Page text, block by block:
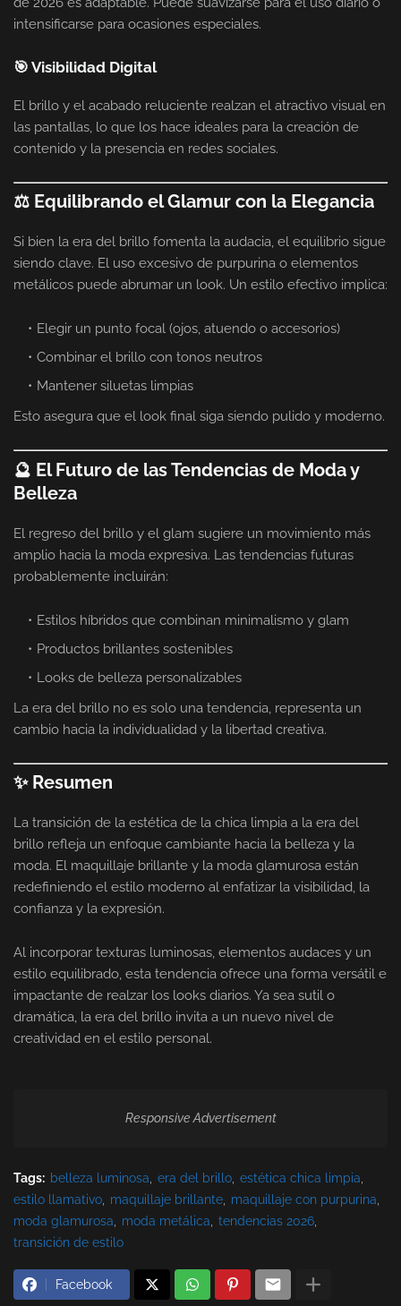
intensificarse para ocasiones especiales.
🎯 Visibilidad Digital
El brillo y el acabado reluciente realzan el atractivo visual en
las pantallas, lo que los hace ideales para la creación de
contenido y la presencia en redes sociales.
⚖️ Equilibrando el Glamur con la Elegancia
Si bien la era del brillo fomenta la audacia, el equilibrio sigue
siendo clave. El uso excesivo de purpurina o elementos
metálicos puede abrumar un look. Un estilo efectivo implica:
Elegir un punto focal (ojos, atuendo o accesorios)
Combinar el brillo con tonos neutros
Mantener siluetas limpias
Esto asegura que el look final siga siendo pulido y moderno.
🔮 El Futuro de las Tendencias de Moda y
Belleza
El regreso del brillo y el glam sugiere un movimiento más
amplio hacia la moda expresiva. Las tendencias futuras
probablemente incluirán:
Estilos híbridos que combinan minimalismo y glam
Productos brillantes sostenibles
Looks de belleza personalizables
La era del brillo no es solo una tendencia, representa un
cambio hacia la individualidad y la libertad creativa.
✨ Resumen
La transición de la estética de la chica limpia a la era del
brillo refleja un enfoque cambiante hacia la belleza y la
moda. El maquillaje brillante y la moda glamurosa están
redefiniendo el estilo moderno al enfatizar la visibilidad, la
confianza y la expresión.
Al incorporar texturas luminosas, elementos audaces y un
estilo equilibrado, esta tendencia ofrece una forma versátil e
impactante de realzar los looks diarios. Ya sea sutil o
dramática, la era del brillo invita a un nuevo nivel de
creatividad en el estilo personal.
Responsive Advertisement
Tags: belleza luminosa era del brillo estética chica limpia
estilo llamativo
maquillaje brillante
maquillaje con purpurina
moda glamurosa
moda metálica
tendencias 2026
transición de estilo
Facebook